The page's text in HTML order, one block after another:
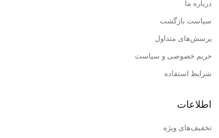
درباره ما
سیاست بازگشت
پرسش‌های متداول
حریم خصوصی و سیاست
شرایط استفاده
اطلاعات
تخفیف‌های ویژه